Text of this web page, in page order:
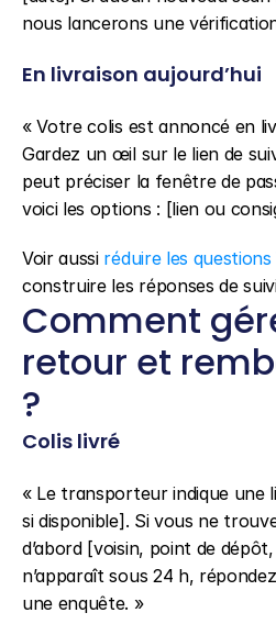
nous lancerons une
En livraison aujourd’hui
« Votre colis est annoncé en
Gardez un œil sur le lien de
peut préciser la fenêtre de
voici les options : [lien ou
Voir aussi réduire les
construire les réponses de
Comment
retour et
?
Colis livré
« Le transporteur indique une
si disponible]. Si vous ne
d’abord [voisin, point de
n’apparaît sous 24 h,
une enquête. »